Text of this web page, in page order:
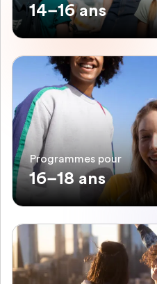
14–16 ans
Programmes pour
16–18 ans